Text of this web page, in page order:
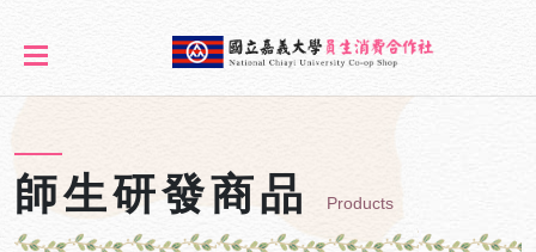
師生研發商品 Products